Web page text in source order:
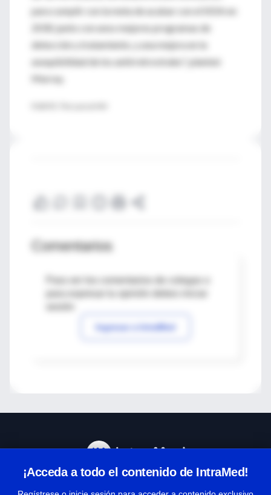
para cumplir con la meta de acabar con el SIDA en
2030, junto con unos mejores programas de
detección y tratamiento, y una mejora en la
asequibilidad de los antirretrovirales", planteó
Murray.
Comentarios
Para ver los comentarios de colegas o
Ingresar a IntraMed
¡Acceda a todo el contenido de IntraMed!